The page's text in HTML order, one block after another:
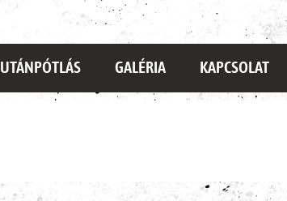
UTÁNPÓTLÁS GALÉRIA KAPCSOLAT